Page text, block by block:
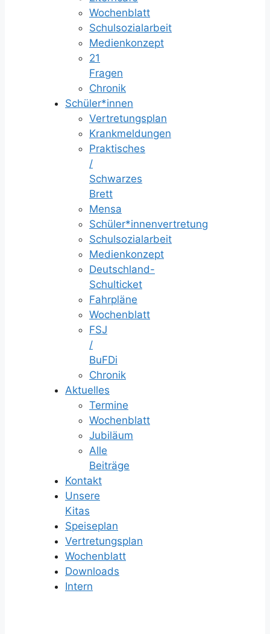
Wochenblatt
Schulsozialarbeit
Medienkonzept
21
Fragen
Chronik
Schüler*innen
Vertretungsplan
Krankmeldungen
Praktisches
/
Schwarzes
Brett
Mensa
Schüler*innenvertretung
Schulsozialarbeit
Medienkonzept
Deutschland-
Schulticket
Fahrpläne
Wochenblatt
FSJ
/
BuFDi
Chronik
Aktuelles
Termine
Wochenblatt
Jubiläum
Alle
Beiträge
Kontakt
Unsere
Kitas
Speiseplan
Vertretungsplan
Wochenblatt
Downloads
Intern